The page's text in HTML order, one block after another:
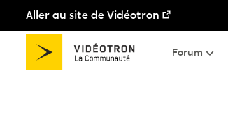
Aller au site de Vidéotron
Passer au contenu
Forum